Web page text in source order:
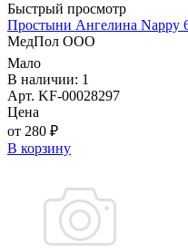
Быстрый просмотр
Простыни Ангелина
МедПол ООО
Мало
В наличии: 1
Арт. KF-00028297
Цена
от 280 ₽
В корзину